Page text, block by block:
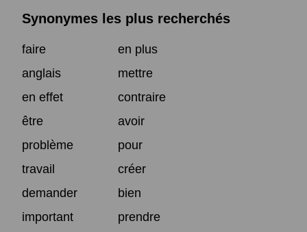
Synonymes les plus recherchés
faire
en plus
anglais
mettre
en effet
contraire
être
avoir
problème
pour
travail
créer
demander
bien
important
prendre